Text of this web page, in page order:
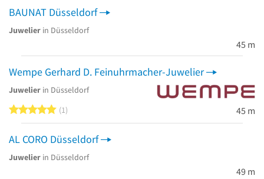
BAUNAT Düsseldorf
Juwelier in Düsseldorf
45 m
Wempe Gerhard D. Feinuhrmacher-Juwelier
Juwelier in Düsseldorf
5 von 5 Sternen
1 45 m
AL CORO Düsseldorf
Juwelier in Düsseldorf
49 m